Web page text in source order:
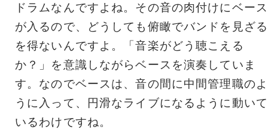
ドラムなんですよね。その音の肉付けにベース
が入るので、どうしても俯瞰でバンドを見ざる
を得ないんですよ。「音楽がどう聴こえる
か？」を意識しながらベースを演奏していま
す。なのでベースは、音の間に中間管理職のよ
うに入って、円滑なライブになるように動いて
いるわけですね。